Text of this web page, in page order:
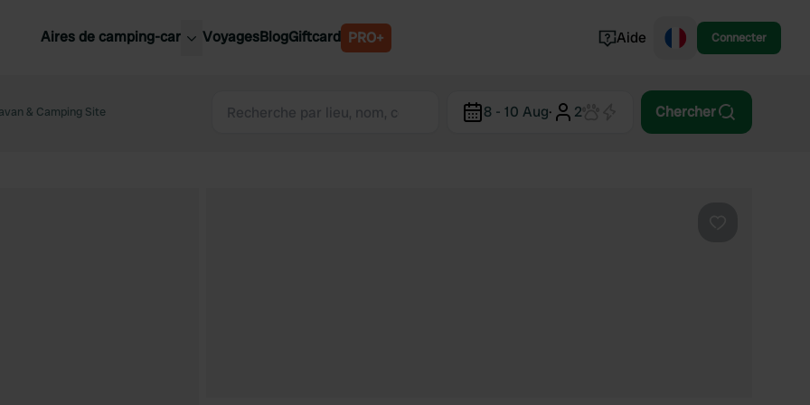
Aires de camping-car
Slovénie
VoyagesBlogGiftcard PRO+ Aide Connecter
& Camping Site 8 - 10 Aug· 2 Chercher